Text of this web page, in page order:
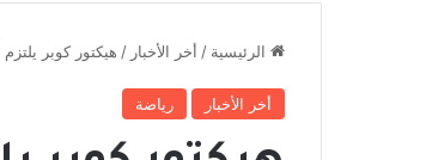
الرئيسية / أخر الأخبار / هيكتور كوبر
أخر الأخبار رياضة